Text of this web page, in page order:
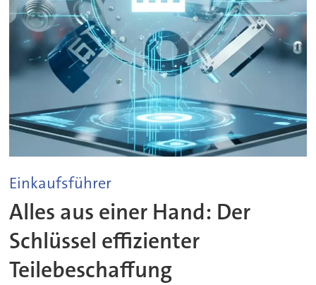
Einkaufsführer
Alles aus einer Hand: Der
Schlüssel effizienter
Teilebeschaffung